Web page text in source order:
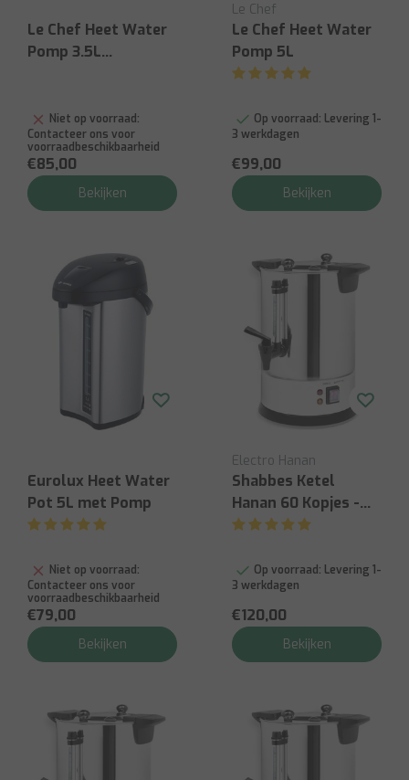
Le Chef Heet Water
Pomp 3.5L
Niet op voorraad:
Contacteer ons voor
voorraadbeschikbaarheid
€85,00
Bekijken
Le Chef
Le Chef Heet Water
Pomp 5L
Op voorraad: Levering 1-
3 werkdagen
€99,00
Bekijken
Eurolux Heet Water
Pot 5L met Pomp
Niet op voorraad:
Contacteer ons voor
voorraadbeschikbaarheid
€79,00
Bekijken
Electro Hanan
Shabbes Ketel
Hanan 60 Kopjes -
12L
Op voorraad: Levering 1-
3 werkdagen
€120,00
Bekijken